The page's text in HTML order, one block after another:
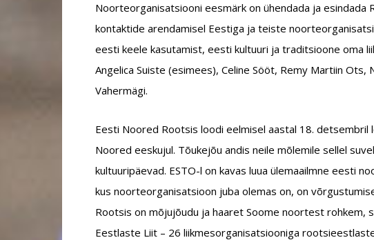
Noorteorganisatsiooni eesmärk on ühendada ja esindada
kontaktide arendamisel Eestiga ja teiste
eesti keele kasutamist, eesti kultuuri ja traditsioone oma
Angelica Suiste (esimees), Celine Sööt, Remy Martiin Ots,
Vahermägi.
Eesti Noored Rootsis loodi eelmisel aastal 18.
Noored eeskujul. Tõukejõu andis neile mõlemile sellel
kultuuripäevad. ESTO-l on kavas luua ülemaailmne eesti
kus noorteorganisatsioon juba olemas on, on
Rootsis on mõjujõudu ja haaret Soome noortest
Eestlaste Liit – 26 liikmesorganisatsiooniga